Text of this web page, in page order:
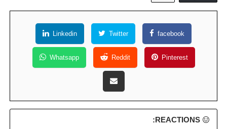
facebook
Twitter
Linkedin
Pinterest
Reddit
Whatsapp
REACTIONS: